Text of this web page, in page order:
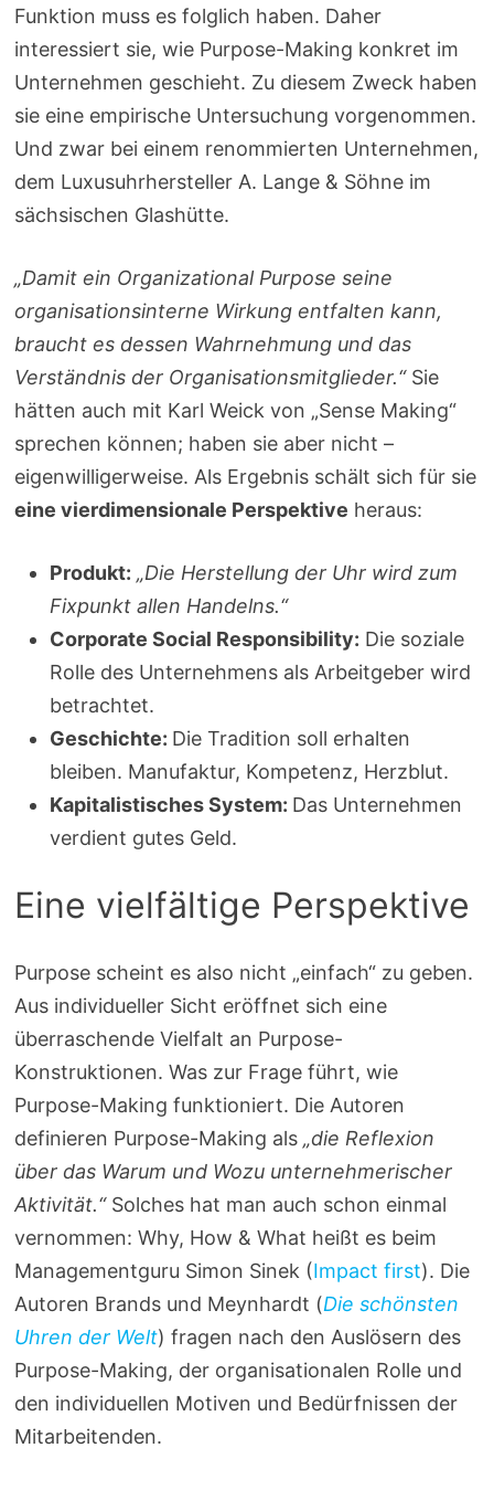
Funktion muss es folglich haben. Daher
interessiert sie, wie Purpose-Making konkret im
Unternehmen geschieht. Zu diesem Zweck haben
sie eine empirische Untersuchung vorgenommen.
Und zwar bei einem renommierten Unternehmen,
dem Luxusuhrhersteller A. Lange & Söhne im
sächsischen Glashütte.
„Damit ein Organizational Purpose seine
organisationsinterne Wirkung entfalten kann,
braucht es dessen Wahrnehmung und das
Verständnis der Organisationsmitglieder.“Sie
hätten auch mit Karl Weick von „Sense Making“
sprechen können; haben sie aber nicht –
eigenwilligerweise. Als Ergebnis schält sich für sie
eine vierdimensionale Perspektive heraus:
Produkt: „Die Herstellung der Uhr wird zum
Fixpunkt allen Handelns.“
Corporate Social Responsibility: Die soziale
Rolle des Unternehmens als Arbeitgeber wird
betrachtet.
Geschichte: Die Tradition soll erhalten
bleiben. Manufaktur, Kompetenz, Herzblut.
Kapitalistisches System: Das Unternehmen
verdient gutes Geld.
Eine vielfältige Perspektive
Purpose scheint es also nicht „einfach“ zu geben.
Aus individueller Sicht eröffnet sich eine
überraschende Vielfalt an Purpose-
Konstruktionen. Was zur Frage führt, wie
Purpose-Making funktioniert. Die Autoren
definieren Purpose-Making als„die Reflexion
über das Warum und Wozu unternehmerischer
Aktivität.“Solches hat man auch schon einmal
vernommen: Why, How & What heißt es beim
Managementguru Simon Sinek (Impact first). Die
Autoren Brands und Meynhardt (Die schönsten
Uhren der Welt) fragen nach den Auslösern des
Purpose-Making, der organisationalen Rolle und
den individuellen Motiven und Bedürfnissen der
Mitarbeitenden.